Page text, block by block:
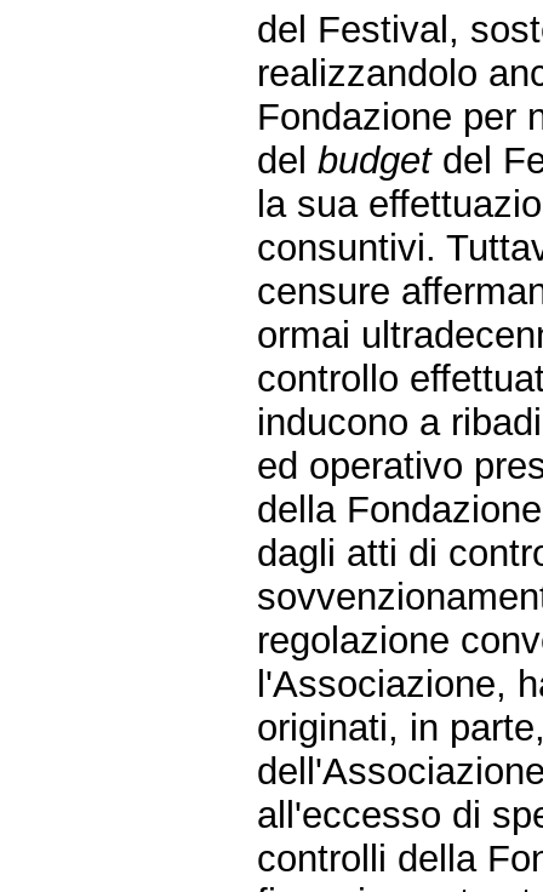
del Festival,
realizzandolo
Fondazione per
delbudgetdel
la sua
consuntivi.
censure
ormai
controllo
inducono a
ed operativo
della
dagli atti di
regolazione
l'Associazione,
originati, in
all'eccesso di
controlli della